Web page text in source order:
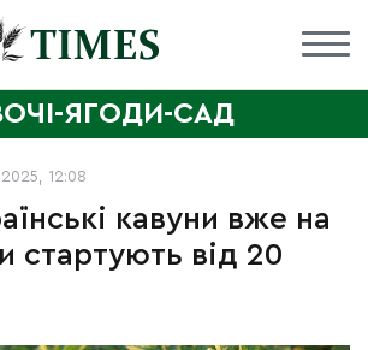
ЯГОДИ-САД
12:08
кавуни вже на
стартують від 20